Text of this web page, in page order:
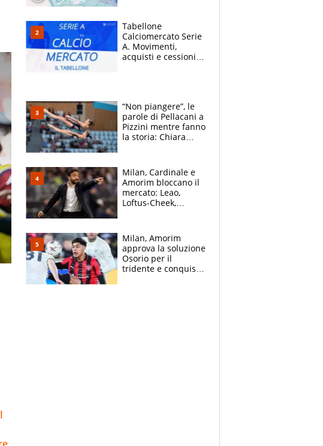
Tabellone
Calciomercato Serie
A. Movimenti,
acquisti e cessioni:
“Non piangere”, le
parole di Pellacani a
Pizzini mentre fanno
la storia: Chiara
Milan, Cardinale e
Amorim bloccano il
mercato: Leao,
Loftus-Cheek,
Soulè e Osorio nel
mirino
Milan, Amorim
approva la soluzione
Osorio per il
tridente e conquista